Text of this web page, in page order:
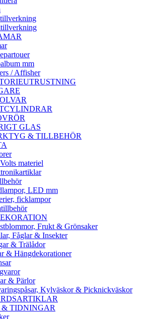
mm
/ Affisher
GLAS
& TILLBEHÖR
materiel
LED mm
ficklampor
Frukt & Grönsaker
Fåglar & Insekter
& Trälådor
& Hängdekorationer
& Pärlor
Kylväskor & Picknickväskor
& TIDNINGAR